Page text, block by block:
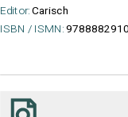
Editor:Carisch
ISBN / ISMN: